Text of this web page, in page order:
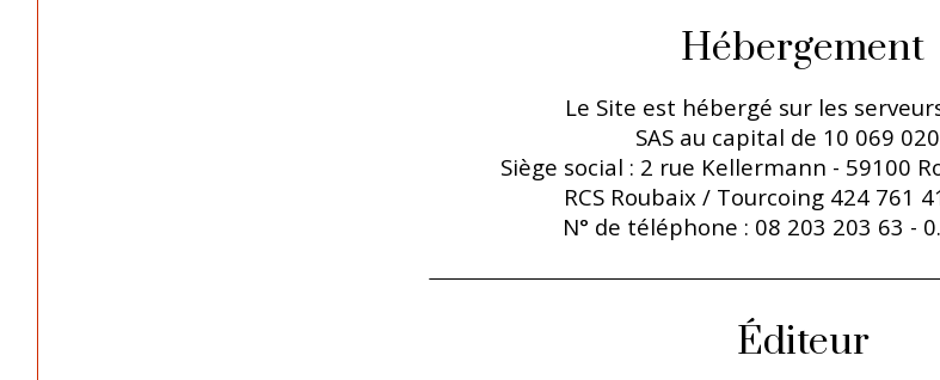
Hébergement
Le Site est hébergé sur les
SAS au capital de 10 069
Siège social : 2 rue Kellermann - 59100
RCS Roubaix / Tourcoing 424 761
N° de téléphone : 08 203 203 63 -
Éditeur